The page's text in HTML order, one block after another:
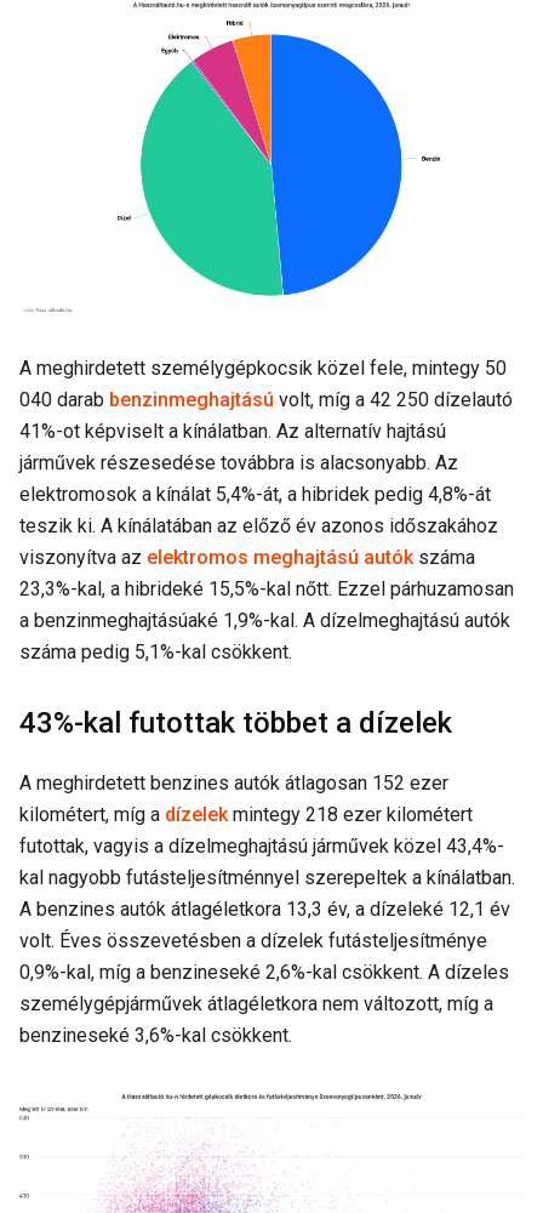
A meghirdetett személygépkocsik közel fele, mintegy 50
040 darab benzinmeghajtású volt, míg a 42 250 dízelautó
41%-ot képviselt a kínálatban. Az alternatív hajtású
járművek részesedése továbbra is alacsonyabb. Az
elektromosok a kínálat 5,4%-át, a hibridek pedig 4,8%-át
teszik ki. A kínálatában az előző év azonos időszakához
viszonyítva az elektromos meghajtású autókszáma
23,3%-kal, a hibrideké 15,5%-kal nőtt. Ezzel párhuzamosan
a benzinmeghajtásúaké 1,9%-kal. A dízelmeghajtású autók
száma pedig 5,1%-kal csökkent.
43%-kal futottak többet a dízelek
A meghirdetett benzines autók átlagosan 152 ezer
kilométert, míg a dízelekmintegy 218 ezer kilométert
futottak, vagyis a dízelmeghajtású járművek közel 43,4%-
kal nagyobb futásteljesítménnyel szerepeltek a kínálatban.
A benzines autók átlagéletkora 13,3 év, a dízeleké 12,1 év
volt. Éves összevetésben a dízelek futásteljesítménye
0,9%-kal, míg a benzineseké 2,6%-kal csökkent. A dízeles
személygépjárművek átlagéletkora nem változott, míg a
benzineseké 3,6%-kal csökkent.